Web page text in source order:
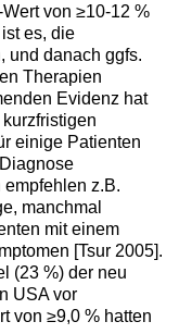
von ≥10-12 %
es, die
und danach ggfs.
Therapien
Evidenz hat
einige Patienten
z.B.
manchmal
mit einem
[Tsur 2005].
(23 %) der neu
USA vor
von ≥9,0 % hatten